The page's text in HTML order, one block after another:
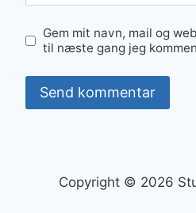
Gem mit navn, mail og
til næste gang jeg
Copyright © 2026